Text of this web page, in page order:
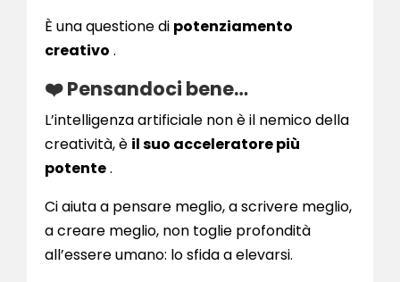
È una questione di potenziamento
creativo .
❤️ Pensandoci bene…
L’intelligenza artificiale non è il nemico della
creatività, è il suo acceleratore più
potente.
Ci aiuta a pensare meglio, a scrivere meglio,
a creare meglio, non toglie profondità
all’essere umano: lo sfida a elevarsi.